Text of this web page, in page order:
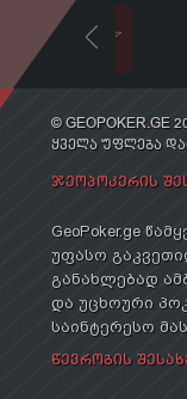
© GEOPOKER.GE
ᲧᲕᲔᲚᲐ ᲣᲤᲚᲔᲑᲐ
ᲯᲔᲝᲞᲝᲙᲔᲠᲘᲡ
GeoPoker.ge
უფასო
განახლებად
და უცხოური
საინტერესო
ᲬᲔᲕᲠᲝᲑᲘᲡ